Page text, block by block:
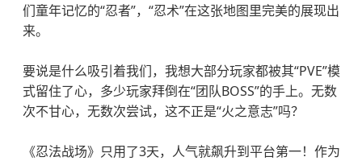
们童年记忆的“忍者”，“忍术”在这张地图里完美的展现出
来。
要说是什么吸引着我们，我想大部分玩家都被其“PVE”模
式留住了心，多少玩家拜倒在“团队BOSS”的手上。无数
次不甘心，无数次尝试，这不正是“火之意志”吗？
《忍法战场》只用了3天，人气就飙升到平台第一！作为